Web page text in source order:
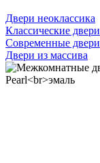
Двери неоклассика
Классические двери
Современные двери
Двери из массива